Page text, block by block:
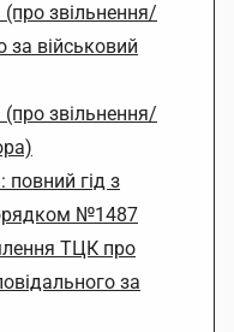
звільнення/
за військовий
звільнення/
гід з
№1487
ТЦК про
за